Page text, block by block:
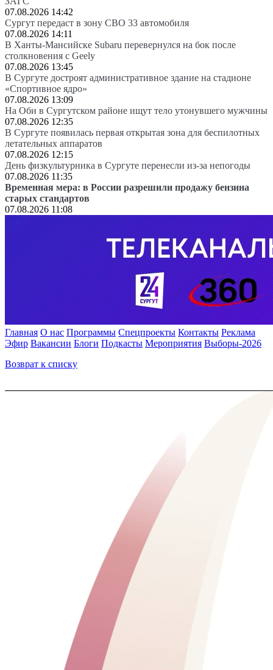
07.08.2026 14:42
Сургут передаст в зону СВО 33 автомобиля
07.08.2026 14:11
В Ханты-Мансийске Subaru перевернулся на бок после
столкновения с Geely
07.08.2026 13:45
В Сургуте достроят административное здание на стадионе
«Спортивное ядро»
07.08.2026 13:09
На Оби в Сургутском районе ищут тело утонувшего мужчины
07.08.2026 12:35
В Сургуте появилась первая открытая зона для беспилотных
летательных аппаратов
07.08.2026 12:15
День физкультурника в Сургуте перенесли из-за непогоды
07.08.2026 11:35
Временная мера: в России разрешили продажу бензина
старых стандартов
07.08.2026 11:08
Главная О нас Программы Спецпроекты Контакты Реклама
Эфир Вакансии Блоги Подкасты Мероприятия Выборы-2026
Возврат к списку